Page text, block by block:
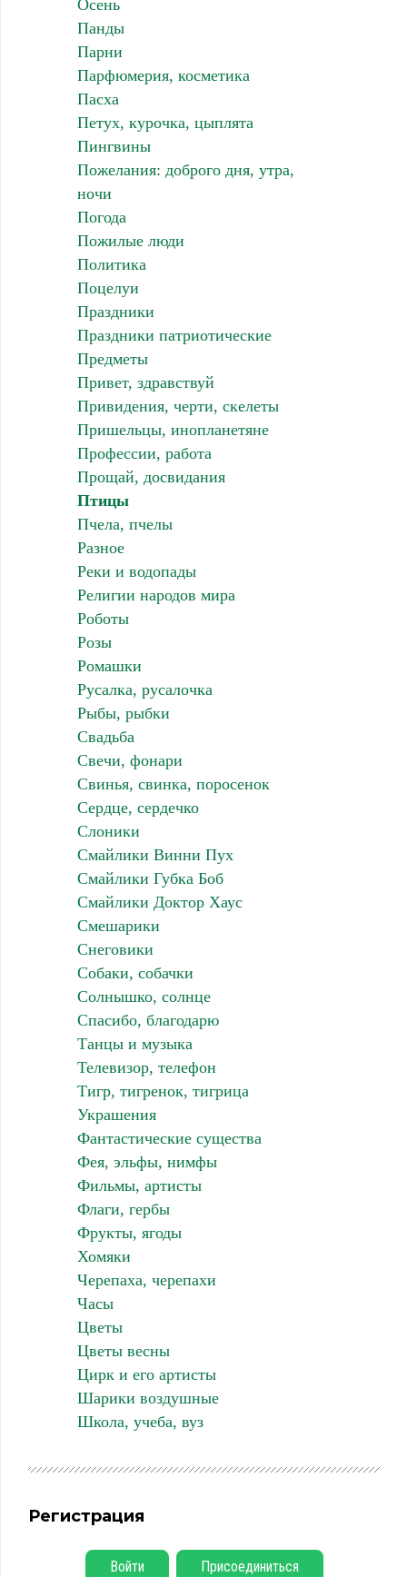
Осень
Панды
Парни
Парфюмерия, косметика
Пасха
Петух, курочка, цыплята
Пингвины
Пожелания: доброго дня, утра,
ночи
Погода
Пожилые люди
Политика
Поцелуи
Праздники
Праздники патриотические
Предметы
Привет, здравствуй
Привидения, черти, скелеты
Пришельцы, инопланетяне
Профессии, работа
Прощай, досвидания
Птицы
Пчела, пчелы
Разное
Реки и водопады
Религии народов мира
Роботы
Розы
Ромашки
Русалка, русалочка
Рыбы, рыбки
Свадьба
Свечи, фонари
Свинья, свинка, поросенок
Сердце, сердечко
Слоники
Смайлики Винни Пух
Смайлики Губка Боб
Смайлики Доктор Хаус
Смешарики
Снеговики
Собаки, собачки
Солнышко, солнце
Спасибо, благодарю
Танцы и музыка
Телевизор, телефон
Тигр, тигренок, тигрица
Украшения
Фантастические существа
Фея, эльфы, нимфы
Фильмы, артисты
Флаги, гербы
Фрукты, ягоды
Хомяки
Черепаха, черепахи
Часы
Цветы
Цветы весны
Цирк и его артисты
Шарики воздушные
Школа, учеба, вуз
Регистрация
Войти Присоединиться